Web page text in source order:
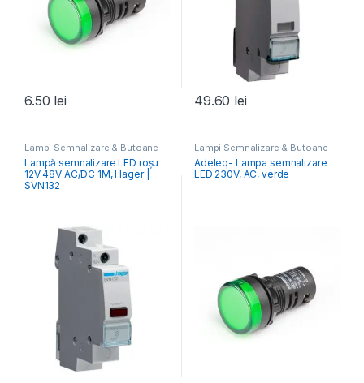
6.50 lei 49.60 lei
Lampi Semnalizare & Butoane
Lampă semnalizare LED roșu
12V 48V AC/DC 1M, Hager |
SVN132
Lampi Semnalizare & Butoane
Adeleq- Lampa semnalizare
LED 230V, AC, verde